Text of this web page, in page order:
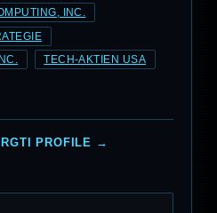
INC.
TECH-AKTIEN USA
PROFILE →